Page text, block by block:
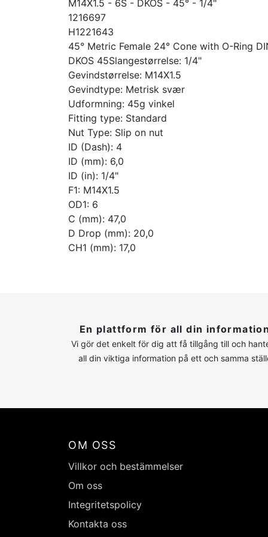
M14X1.5 - 6S - DKOS - 45° - 1/4"
1216697
H1221643
45° Metric Female 24° Cone with O-Ring
DKOS 45Slangestørrelse: 1/4"
Gevindstørrelse: M14X1.5
Gevindtype: Metrisk svær
Udformning: 45g vinkel
Fitting type: Standard
Nut Type: Slip on nut
ID (Dash): 4
ID (mm): 6,0
ID (in): 1/4"
F1: M14X1.5
OD1: 6
C (mm): 47,0
D Drop (mm): 20,0
CH1 (mm): 17,0
En plattform för all din
Vi gör det enkelt för dig att få tillgång till och
all din viktiga information på ett och samma
OM OSS
Villkor och bestämmelser
Om oss
Integritetspolicy
Kontakta oss